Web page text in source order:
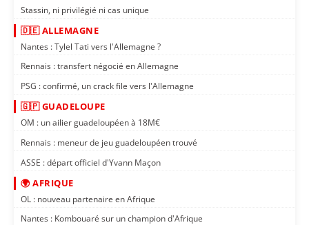
Stassin, ni privilégié ni cas unique
🇩🇪 ALLEMAGNE
Nantes : Tylel Tati vers l'Allemagne ?
Rennais : transfert négocié en Allemagne
PSG : confirmé, un crack file vers l'Allemagne
🇬🇵 GUADELOUPE
OM : un ailier guadeloupéen à 18M€
Rennais : meneur de jeu guadeloupéen trouvé
ASSE : départ officiel d'Yvann Maçon
🌍 AFRIQUE
OL : nouveau partenaire en Afrique
Nantes : Kombouaré sur un champion d'Afrique